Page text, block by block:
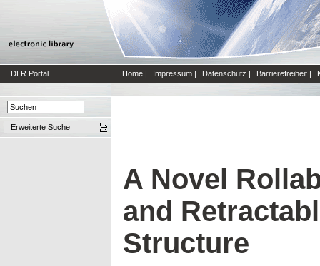
DLR Portal Home | Impressum | Datenschutz | Barrierefreiheit |
Erweiterte Suche
A Novel
and
Structure